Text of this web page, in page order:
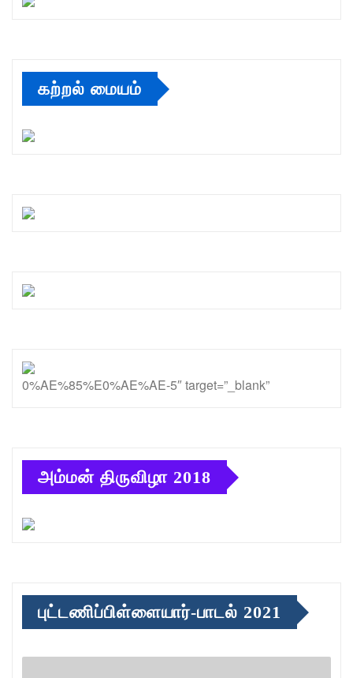
கற்றல் மையம்
0%AE%85%E0%AE%AE-5″ target=”_blank”
அம்மன் திருவிழா 2018
புட்டணிப்பிள்ளையார்-பாடல் 2021